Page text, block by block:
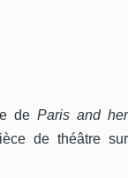
de Paris and her
de théâtre sur